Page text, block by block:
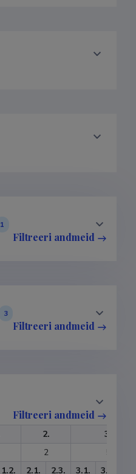
1
Filtreeri andmeid
3
Filtreeri andmeid
Filtreeri andmeid
2.
3.
2
5
1.2. 2.1. 2.3. 3.1. 3.2.